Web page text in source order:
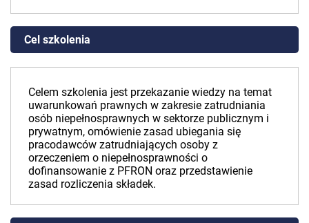
Cel szkolenia
Celem szkolenia jest przekazanie wiedzy na temat
uwarunkowań prawnych w zakresie zatrudniania
osób niepełnosprawnych w sektorze publicznym i
prywatnym, omówienie zasad ubiegania się
pracodawców zatrudniających osoby z
orzeczeniem o niepełnosprawności o
dofinansowanie z PFRON oraz przedstawienie
zasad rozliczenia składek.